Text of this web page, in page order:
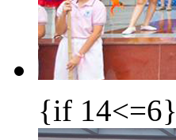
{if 14<=6}